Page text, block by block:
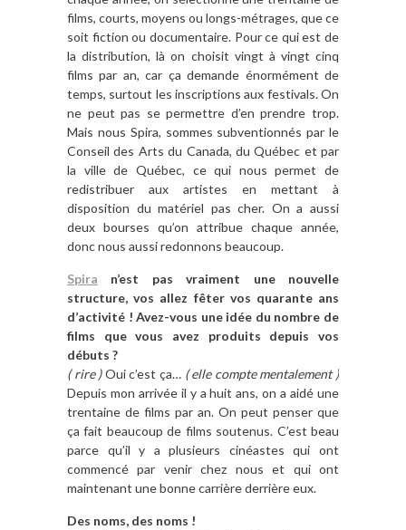
films, courts, moyens ou longs-métrages, que ce
soit fiction ou documentaire. Pour ce qui est de
la distribution, là on choisit vingt à vingt cinq
films par an, car ça demande énormément de
temps, surtout les inscriptions aux festivals. On
ne peut pas se permettre d’en prendre trop.
Mais nous Spira, sommes subventionnés par le
Conseil des Arts du Canada, du Québec et par
la ville de Québec, ce qui nous permet de
redistribuer aux artistes en mettant à
disposition du matériel pas cher. On a aussi
deux bourses qu’on attribue chaque année,
donc nous aussi redonnons beaucoup.
Spira n’est pas vraiment une nouvelle
structure, vos allez fêter vos quarante ans
d’activité ! Avez-vous une idée du nombre de
films que vous avez produits depuis vos
débuts ?
( rire )Oui c’est ça… ( elle compte mentalement )
Depuis mon arrivée il y a huit ans, on a aidé une
trentaine de films par an. On peut penser que
ça fait beaucoup de films soutenus. C’est beau
parce qu’il y a plusieurs cinéastes qui ont
commencé par venir chez nous et qui ont
maintenant une bonne carrière derrière eux.
Des noms, des noms !